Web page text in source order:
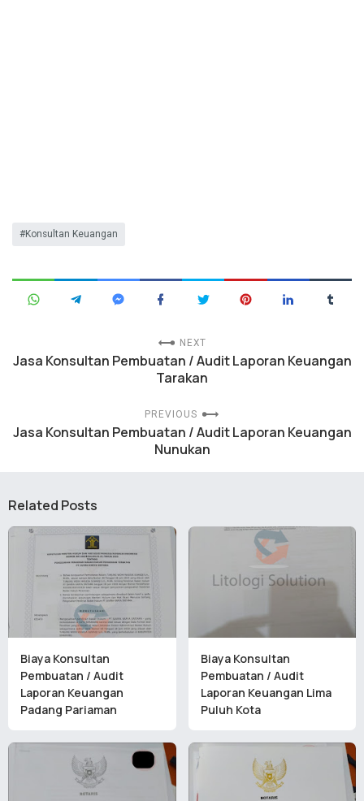
Konsultan Keuangan
NEXT
Jasa Konsultan Pembuatan / Audit Laporan Keuangan
Tarakan
PREVIOUS
Jasa Konsultan Pembuatan / Audit Laporan Keuangan
Nunukan
Related Posts
Biaya Konsultan
Pembuatan / Audit
Laporan Keuangan
Padang Pariaman
Biaya Konsultan
Pembuatan / Audit
Laporan Keuangan Lima
Puluh Kota